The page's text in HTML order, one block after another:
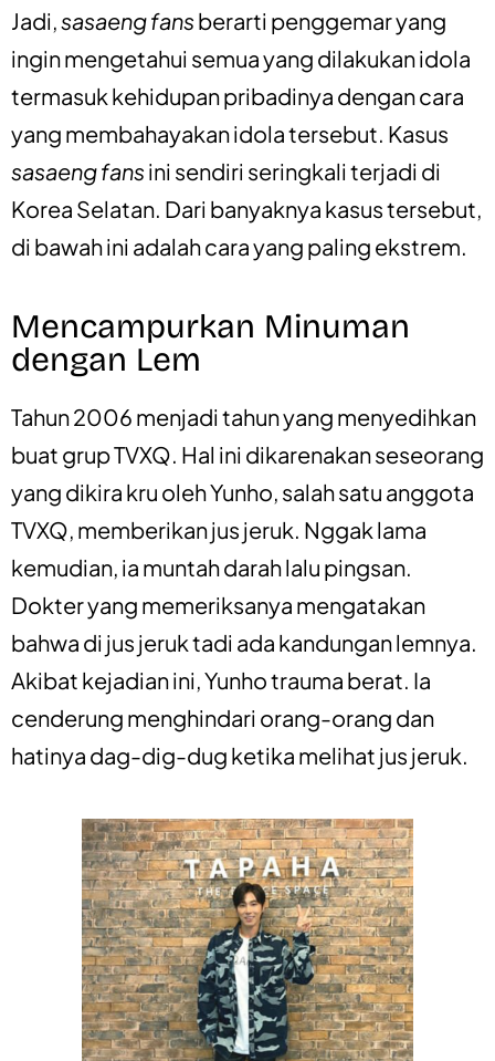
Jadi,sasaeng fans berarti penggemar yang
ingin mengetahui semua yang dilakukan idola
termasuk kehidupan pribadinya dengan cara
yang membahayakan idola tersebut. Kasus
sasaeng fans ini sendiri seringkali terjadi di
Korea Selatan. Dari banyaknya kasus tersebut,
di bawah ini adalah cara yang paling ekstrem.
Mencampurkan Minuman
dengan Lem
Tahun 2006 menjadi tahun yang menyedihkan
buat grup TVXQ. Hal ini dikarenakan seseorang
yang dikira kru oleh Yunho, salah satu anggota
TVXQ, memberikan jus jeruk. Nggak lama
kemudian, ia muntah darah lalu pingsan.
Dokter yang memeriksanya mengatakan
bahwa di jus jeruk tadi ada kandungan lemnya.
Akibat kejadian ini, Yunho trauma berat. Ia
cenderung menghindari orang-orang dan
hatinya dag-dig-dug ketika melihat jus jeruk.